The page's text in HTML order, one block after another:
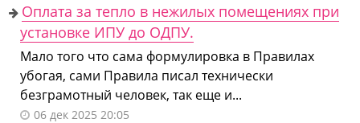
Оплата за тепло в нежилых помещениях при
установке ИПУ до ОДПУ.
Мало того что сама формулировка в Правилах
убогая, сами Правила писал технически
безграмотный человек, так еще и...
06 дек 2025 20:05